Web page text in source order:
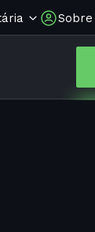
Sobre